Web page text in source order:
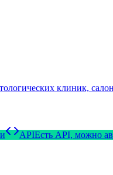
клиник,
APIЕсть API, можно